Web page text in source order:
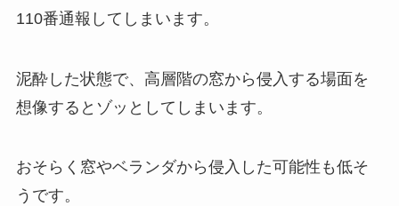
110番通報してしまいます。
泥酔した状態で、高層階の窓から侵入する場面を
想像するとゾッとしてしまいます。
おそらく窓やベランダから侵入した可能性も低そ
うです。